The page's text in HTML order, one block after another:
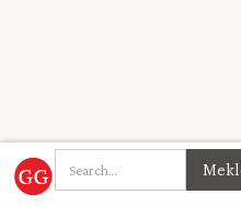
Sākumlapa > Kolekcijas